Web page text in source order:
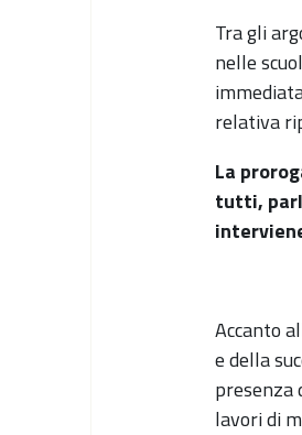
Tra gli
nelle
relativa
La
tutti,
Accanto
e della
presenza
lavori di